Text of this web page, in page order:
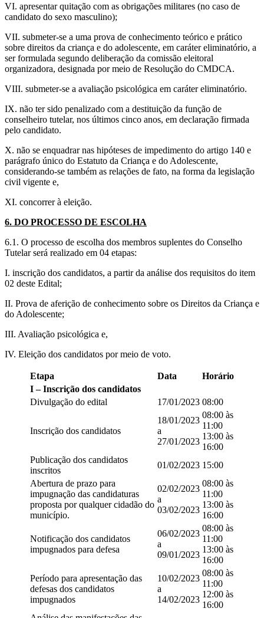
VI. apresentar quitação com as obrigações militares (no caso de
candidato do sexo masculino);
VII. submeter-se a uma prova de conhecimento teórico e prático
sobre direitos da criança e do adolescente, em caráter eliminatório, a
ser formulada segundo deliberação da comissão eleitoral
organizadora, designada por meio de Resolução do CMDCA.
VIII. submeter-se a avaliação psicológica em caráter eliminatório.
IX. não ter sido penalizado com a destituição da função de
conselheiro tutelar, nos últimos cinco anos, em declaração firmada
pelo candidato.
X. não se enquadrar nas hipóteses de impedimento do artigo 140 e
parágrafo único do Estatuto da Criança e do Adolescente,
considerando-se também as relações de fato, na forma da legislação
civil vigente e,
XI. concorrer à eleição.
6. DO PROCESSO DE ESCOLHA
6.1. O processo de escolha dos membros suplentes do Conselho
Tutelar será realizado em 04 etapas:
I. inscrição dos candidatos, a partir da análise dos requisitos do item
02 deste Edital;
II. Prova de aferição de conhecimento sobre os Direitos da Criança e
do Adolescente;
III. Avaliação psicológica e,
IV. Eleição dos candidatos por meio de voto.
Etapa Data
Horário
I – Inscrição dos candidatos
Divulgação do edital
17/01/2023 08:00
Inscrição dos candidatos
18/01/2023
a
27/01/2023
08:00 às
11:00
13:00 às
16:00
Publicação dos candidatos
inscritos
01/02/2023 15:00
Abertura de prazo para
impugnação das candidaturas
proposta por qualquer cidadão do
município.
02/02/2023
a
03/02/2023
08:00 às
11:00
13:00 às
16:00
Notificação dos candidatos
impugnados para defesa
06/02/2023
a
09/01/2023
08:00 às
11:00
13:00 às
16:00
Período para apresentação das
defesas dos candidatos
impugnados
10/02/2023
a
14/02/2023
08:00 às
11:00
12:00 às
16:00